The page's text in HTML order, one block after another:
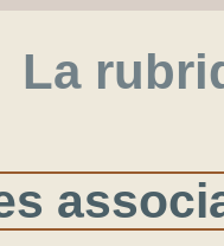
La